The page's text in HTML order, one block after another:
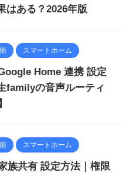
はある？2026年版
スマートホーム
Home 連携 設定
familyの音声ルーティ
スマートホーム
族共有 設定方法｜権限